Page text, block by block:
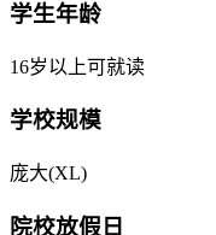
学生年龄
16岁以上可就读
学校规模
庞大(XL)
院校放假日